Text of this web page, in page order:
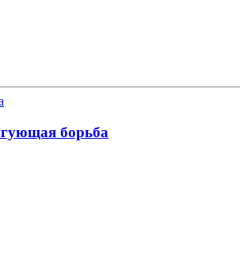
борьба